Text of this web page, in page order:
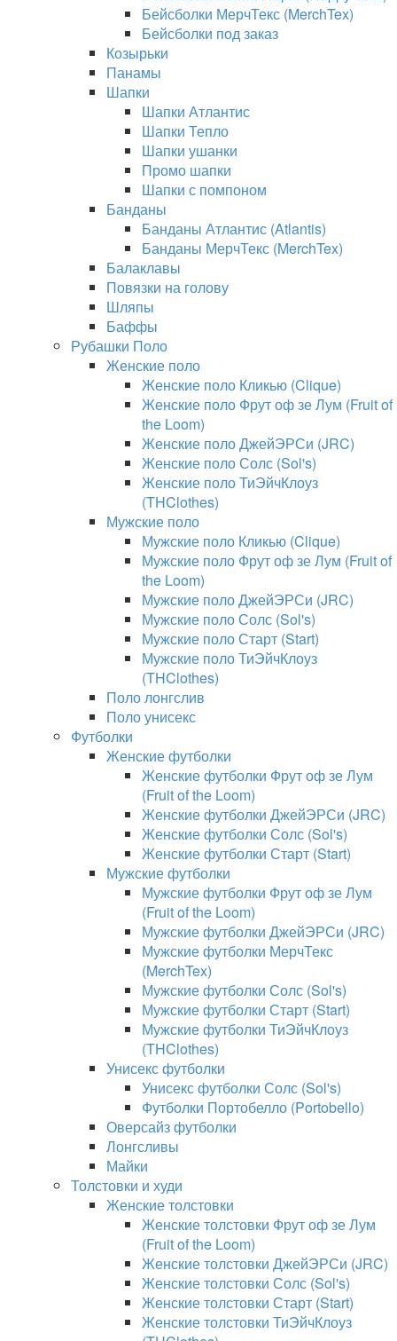
Бейсболки МерчТекс (MerchTex)
Бейсболки под заказ
Козырьки
Панамы
Шапки
Шапки Атлантис
Шапки Тепло
Шапки ушанки
Промо шапки
Шапки с помпоном
Банданы
Банданы Атлантис (Atlantis)
Банданы МерчТекс (MerchTex)
Балаклавы
Повязки на голову
Шляпы
Баффы
Рубашки Поло
Женские поло
Женские поло Кликью (Clique)
Женские поло Фрут оф зе Лум (Fruit of
the Loom)
Женские поло ДжейЭРСи (JRC)
Женские поло Солс (Sol's)
Женские поло ТиЭйчКлоуз
(THClothes)
Мужские поло
Мужские поло Кликью (Clique)
Мужские поло Фрут оф зе Лум (Fruit of
the Loom)
Мужские поло ДжейЭРСи (JRC)
Мужские поло Солс (Sol's)
Мужские поло Старт (Start)
Мужские поло ТиЭйчКлоуз
(THClothes)
Поло лонгслив
Поло унисекс
Футболки
Женские футболки
Женские футболки Фрут оф зе Лум
(Fruit of the Loom)
Женские футболки ДжейЭРСи (JRC)
Женские футболки Солс (Sol's)
Женские футболки Старт (Start)
Мужские футболки
Мужские футболки Фрут оф зе Лум
(Fruit of the Loom)
Мужские футболки ДжейЭРСи (JRC)
Мужские футболки МерчТекс
(MerchTex)
Мужские футболки Солс (Sol's)
Мужские футболки Старт (Start)
Мужские футболки ТиЭйчКлоуз
(THClothes)
Унисекс футболки
Унисекс футболки Солс (Sol's)
Футболки Портобелло (Portobello)
Оверсайз футболки
Лонгсливы
Майки
Толстовки и худи
Женские толстовки
Женские толстовки Фрут оф зе Лум
(Fruit of the Loom)
Женские толстовки ДжейЭРСи (JRC)
Женские толстовки Солс (Sol's)
Женские толстовки Старт (Start)
Женские толстовки ТиЭйчКлоуз